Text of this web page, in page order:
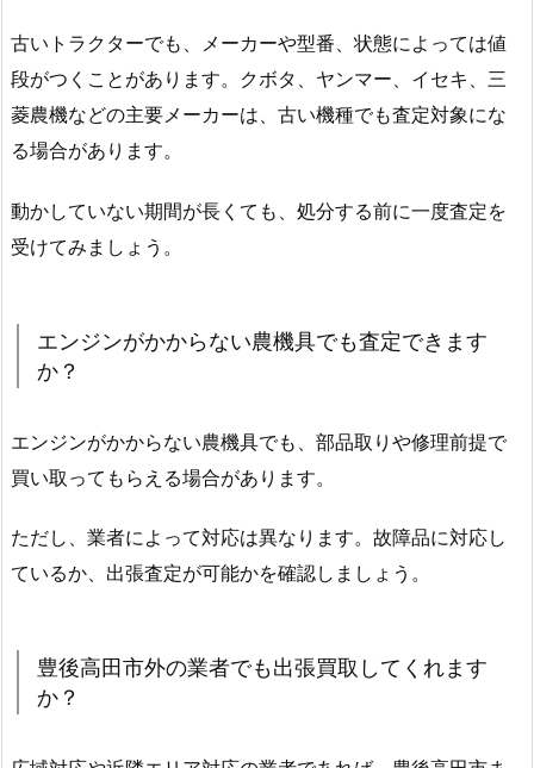
古いトラクターでも、メーカーや型番、状態によっては値
段がつくことがあります。クボタ、ヤンマー、イセキ、三
菱農機などの主要メーカーは、古い機種でも査定対象にな
る場合があります。
動かしていない期間が長くても、処分する前に一度査定を
受けてみましょう。
エンジンがかからない農機具でも査定できます
か？
エンジンがかからない農機具でも、部品取りや修理前提で
買い取ってもらえる場合があります。
ただし、業者によって対応は異なります。故障品に対応し
ているか、出張査定が可能かを確認しましょう。
豊後高田市外の業者でも出張買取してくれます
か？